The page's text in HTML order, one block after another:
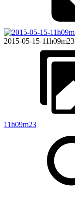
2015-05-15-11h09m23
11h09m23